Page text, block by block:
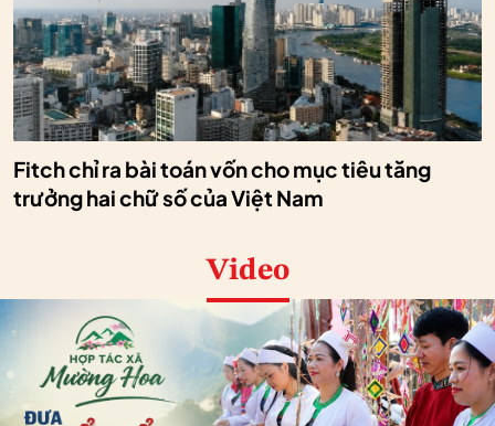
Fitch chỉ ra bài toán vốn cho mục tiêu tăng
trưởng hai chữ số của Việt Nam
Video